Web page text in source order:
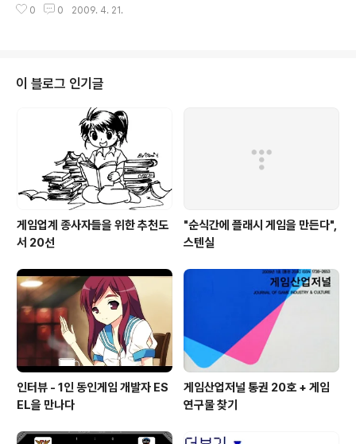
을 얻을수 있어보이는 프로그램이었습니다. 몇일에 걸쳐서 하는 것 같은데 짧게
0 0 2009. 4. 21.
이 블로그 인기글
게임업계 종사자들을 위한 추천도
서 20선
"순식간에 플래시 게임을 만든다",
스텐실
인터뷰 - 1인 동인게임 개발자 ES
EL을 만나다
게임산업저널 통권 20호 + 게임
연구물 찾기